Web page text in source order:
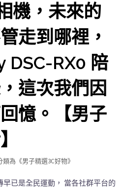
機，未來的
走到哪裡，
DSC-RX0 陪
這次我們因
憶。【男子
類為《男子精選3C好物》
已是全民運動， 當各社群平台的